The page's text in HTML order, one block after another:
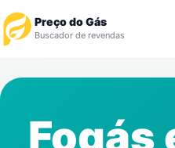
Preço do Gás
Buscador de revendas
Revendedor
Fogás